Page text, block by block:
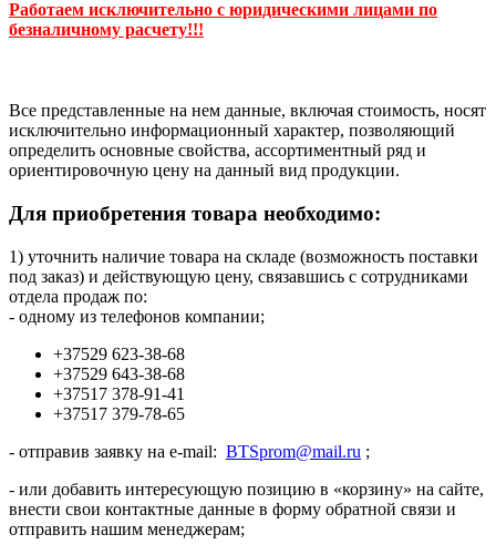
Работаем исключительно с юридическими лицами по
безналичному расчету!!!
Все представленные на нем данные, включая стоимость, носят
исключительно информационный характер, позволяющий
определить основные свойства, ассортиментный ряд и
ориентировочную цену на данный вид продукции.
Для приобретения товара необходимо:
1) уточнить наличие товара на складе (возможность поставки
под заказ) и действующую цену, связавшись с сотрудниками
отдела продаж по:
- одному из телефонов компании;
+37529 623-38-68
+37529 643-38-68
+37517 378-91-41
+37517 379-78-65
- отправив заявку на e-mail: BTSprom@mail.ru ;
- или добавить интересующую позицию в «корзину» на сайте,
внести свои контактные данные в форму обратной связи и
отправить нашим менеджерам;